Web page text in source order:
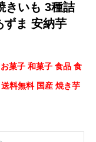
きいも 3種詰
ずま 安納芋
菓子 和菓子 食品 食
料無料 国産 焼き芋